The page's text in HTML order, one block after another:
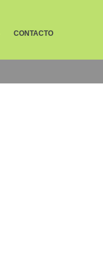
CONTACTO